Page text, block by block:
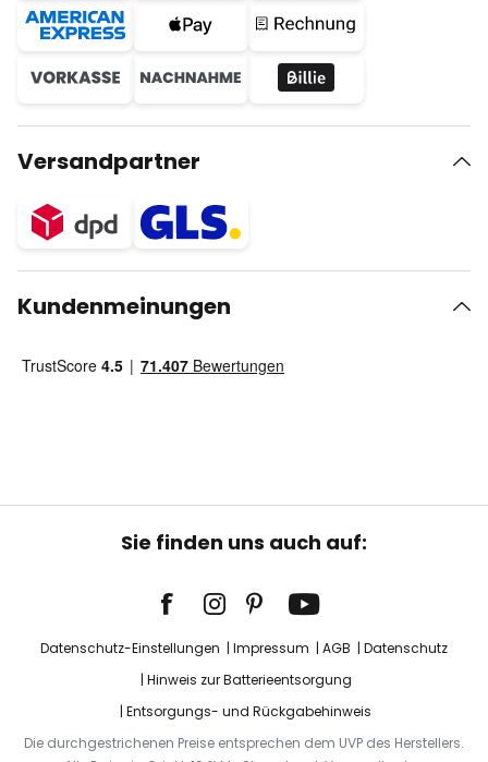
Versandpartner
Kundenmeinungen
Sie finden uns auch auf:
Datenschutz-Einstellungen Impressum AGB
Datenschutz
Hinweis zur Batterieentsorgung
Entsorgungs- und Rückgabehinweis
Die durchgestrichenen Preise entsprechen dem UVP des Herstellers.